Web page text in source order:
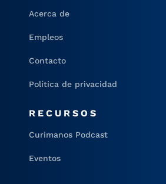
Acerca de
Empleos
Contacto
Política de privacidad
RECURSOS
Curimanos Podcast
Eventos